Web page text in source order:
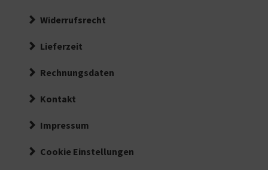
Widerrufsrecht
Lieferzeit
Rechnungsdaten
Kontakt
Impressum
Cookie Einstellungen